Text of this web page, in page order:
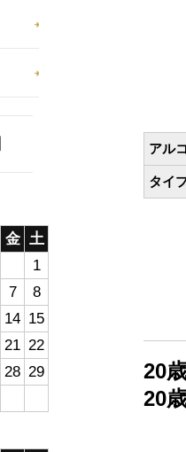
アル
タイ
20
20
金 土
1
7
8
14 15
21 22
28 29